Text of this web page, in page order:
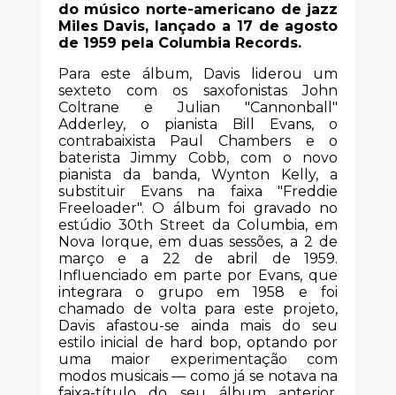
do músico norte-americano de jazz
Miles Davis, lançado a 17 de agosto
de 1959 pela Columbia Records.
Para este álbum, Davis liderou um
sexteto com os saxofonistas John
Coltrane e Julian "Cannonball"
Adderley, o pianista Bill Evans, o
contrabaixista Paul Chambers e o
baterista Jimmy Cobb, com o novo
pianista da banda, Wynton Kelly, a
substituir Evans na faixa "Freddie
Freeloader". O álbum foi gravado no
estúdio 30th Street da Columbia, em
Nova Iorque, em duas sessões, a 2 de
março e a 22 de abril de 1959.
Influenciado em parte por Evans, que
integrara o grupo em 1958 e foi
chamado de volta para este projeto,
Davis afastou-se ainda mais do seu
estilo inicial de hard bop, optando por
uma maior experimentação com
modos musicais — como já se notava na